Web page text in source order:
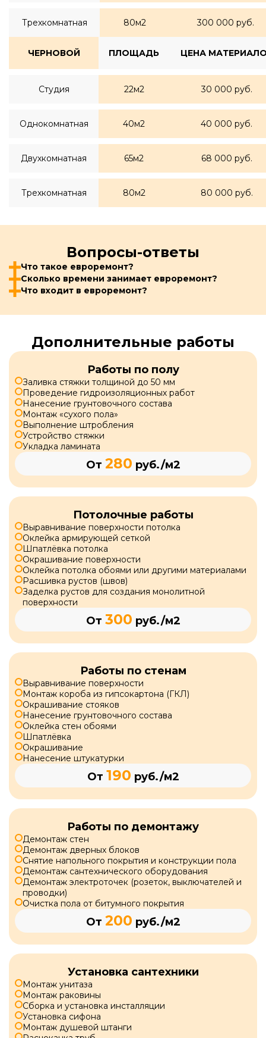
Трехкомнатная 80м2 300 000 руб.
ЧЕРНОВОЙ ПЛОЩАДЬ ЦЕНА
Студия 22м2 30 000 руб.
Однокомнатная 40м2 40 000 руб.
Двухкомнатная 65м2 68 000 руб.
Трехкомнатная 80м2 80 000 руб.
Вопросы-ответы
Что такое евроремонт?
Сколько времени занимает евроремонт?
Что входит в евроремонт?
Дополнительные работы
Работы по полу
Заливка стяжки толщиной до 50 мм
Проведение гидроизоляционных работ
Нанесение грунтовочного состава
Монтаж «сухого пола»
Выполнение штробления
Устройство стяжки
Укладка ламината
От 280 руб./м2
Потолочные работы
Выравнивание поверхности потолка
Оклейка армирующей сеткой
Шпатлёвка потолка
Окрашивание поверхности
Оклейка потолка обоями или другими материалами
Расшивка рустов (швов)
Заделка рустов для создания монолитной
поверхности
От 300 руб./м2
Работы по стенам
Выравнивание поверхности
Монтаж короба из гипсокартона (ГКЛ)
Окрашивание стояков
Нанесение грунтовочного состава
Оклейка стен обоями
Шпатлёвка
Окрашивание
Нанесение штукатурки
От 190 руб./м2
Работы по демонтажу
Демонтаж стен
Демонтаж дверных блоков
Снятие напольного покрытия и конструкции пола
Демонтаж сантехнического оборудования
Демонтаж электроточек (розеток, выключателей и
проводки)
Очистка пола от битумного покрытия
От 200 руб./м2
Установка сантехники
Монтаж унитаза
Монтаж раковины
Сборка и установка инсталляции
Установка сифона
Монтаж душевой штанги